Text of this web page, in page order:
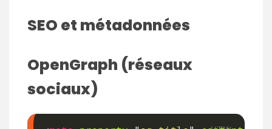
SEO et métadonnées
OpenGraph (réseaux
sociaux)